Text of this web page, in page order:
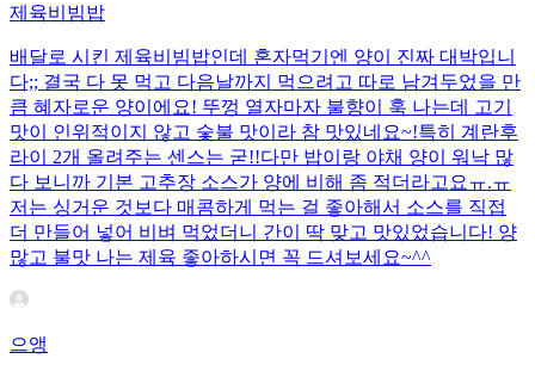
제육비빔밥
배달로 시킨 제육비빔밥인데 혼자먹기엔 양이 진짜 대박입니
다;; 결국 다 못 먹고 다음날까지 먹으려고 따로 남겨두었을 만
큼 혜자로운 양이에요! 뚜껑 열자마자 불향이 훅 나는데 고기
맛이 인위적이지 않고 숯불 맛이라 참 맛있네요~!특히 계란후
라이 2개 올려주는 센스는 굳!! ​다만 밥이랑 야채 양이 워낙 많
다 보니까 기본 고추장 소스가 양에 비해 좀 적더라고요ㅠ.ㅠ
저는 싱거운 것보다 매콤하게 먹는 걸 좋아해서 소스를 직접
더 만들어 넣어 비벼 먹었더니 간이 딱 맞고 맛있었습니다! 양
많고 불맛 나는 제육 좋아하시면 꼭 드셔보세요~^^
으앵